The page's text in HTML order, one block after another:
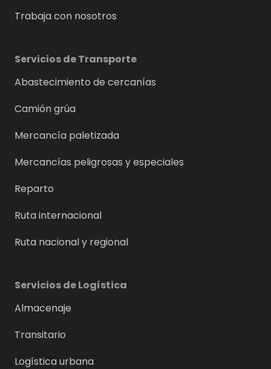
Trabaja con nosotros
Servicios de Transporte
Abastecimiento de cercanías
Camión grúa
Mercancía paletizada
Mercancías peligrosas y especiales
Reparto
Ruta internacional
Ruta nacional y regional
Servicios de Logística
Almacenaje
Transitario
Logística urbana